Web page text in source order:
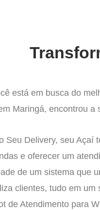
está em busca do
Maringá, encontrou a
Seu Delivery, seu Açaí
e oferecer um
de um sistema que
clientes, tudo em
de Atendimento para